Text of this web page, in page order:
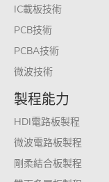
IC載板技術
PCB技術
PCBA技術
微波技術
製程能力
HDI電路板製程
微波電路板製程
剛柔結合板製程